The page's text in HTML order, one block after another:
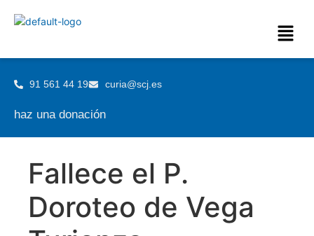
91 561 44 19 curia@scj.es
haz una donación
Fallece el P.
Doroteo de Vega